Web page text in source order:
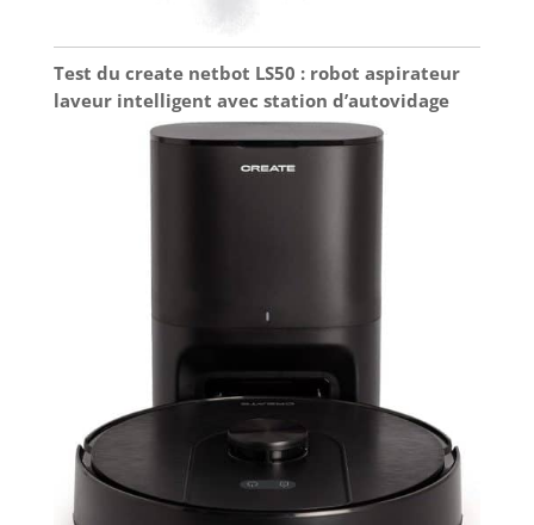
Test du create netbot LS50 : robot aspirateur
laveur intelligent avec station d’autovidage